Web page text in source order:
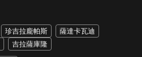
珍吉拉龐帕斯
薩達卡瓦迪
吉拉薩庫隆